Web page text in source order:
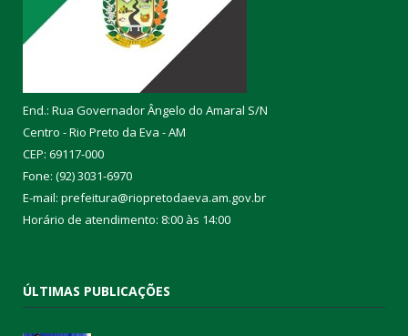
End.: Rua Governador Ângelo do Amaral S/N
Centro - Rio Preto da Eva - AM
CEP: 69117-000
Fone: (92) 3031-6970
E-mail: prefeitura@riopretodaeva.am.gov.br
Horário de atendimento: 8:00 às 14:00
ÚLTIMAS PUBLICAÇÕES